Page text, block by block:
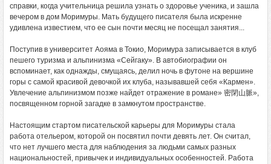
справки, когда учительница решила узнать о здоровье ученика, и зашла
вечером в дом Моримуры. Мать будущего писателя была искренне
удивлена известием, что ее сын почти месяц не посещал занятия...
Поступив в университет Аояма в Токио, Моримура записывается в клуб
пешего туризма и альпинизма «Сейгаку». В автобиографии он
вспоминает, как однажды, смущаясь, делил ночь в футоне на вершине
горы с самой красивой девочкой их клуба, называвшей себя «Кармен».
Увлечение альпинизмом позже найдет отражение в романе» 密閉山脈»,
посвященном горной загадке в замкнутом пространстве.
Настоящим стартом писательской карьеры для Моримуры стала
работа отельером, которой он посвятил почти девять лет. Он считал,
что нет лучшего места для наблюдения за людьми самых разных
национальностей, привычек и индивидуальных особенностей. Работа